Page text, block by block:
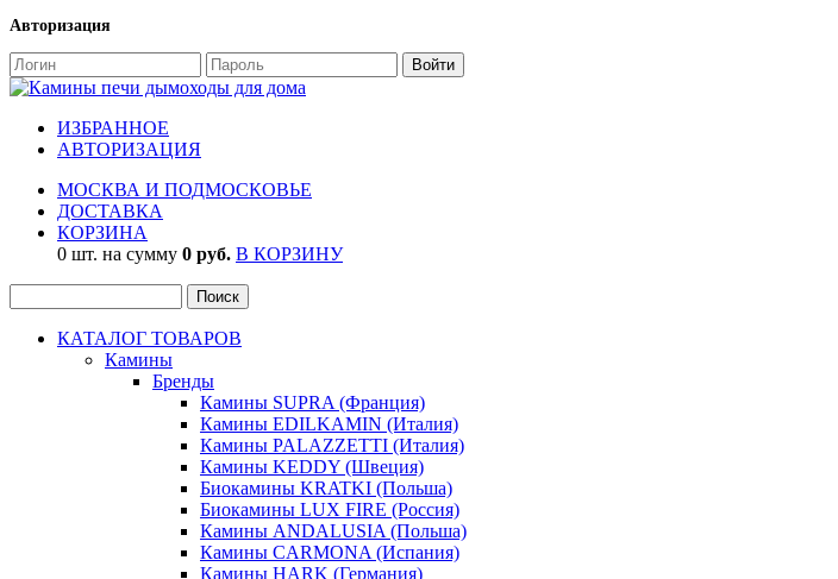
Авторизация
ИЗБРАННОЕ
АВТОРИЗАЦИЯ
МОСКВА И ПОДМОСКОВЬЕ
ДОСТАВКА
КОРЗИНА
0 шт. на сумму 0 руб. В КОРЗИНУ
КАТАЛОГ ТОВАРОВ
Камины
Бренды
Камины SUPRA (Франция)
Камины EDILKAMIN (Италия)
Камины PALAZZETTI (Италия)
Камины KEDDY (Швеция)
Биокамины KRATKI (Польша)
Биокамины LUX FIRE (Россия)
Камины ANDALUSIA (Польша)
Камины CARMONA (Испания)
Камины HARK (Германия)